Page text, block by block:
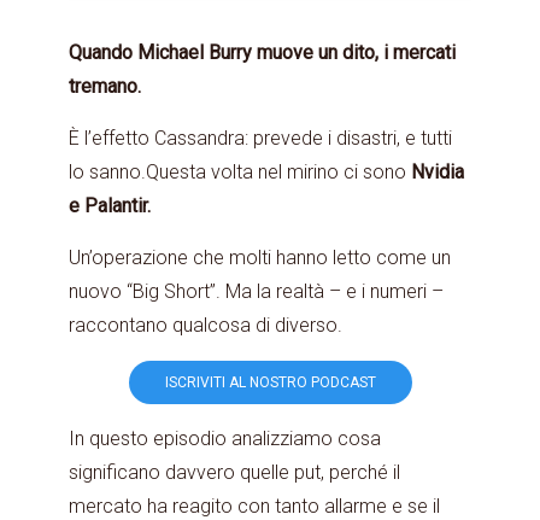
Quando Michael Burry muove un dito, i mercati
tremano.
È l’effetto Cassandra: prevede i disastri, e tutti
lo sanno.Questa volta nel mirino ci sono Nvidia
e Palantir.
Un’operazione che molti hanno letto come un
nuovo “Big Short”. Ma la realtà – e i numeri –
raccontano qualcosa di diverso.
ISCRIVITI AL NOSTRO PODCAST
In questo episodio analizziamo cosa
significano davvero quelle put, perché il
mercato ha reagito con tanto allarme e se il